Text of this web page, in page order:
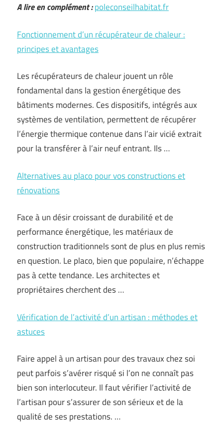
A lire en complément :poleconseilhabitat.fr
Fonctionnement d’un récupérateur de chaleur :
principes et avantages
Les récupérateurs de chaleur jouent un rôle
fondamental dans la gestion énergétique des
bâtiments modernes. Ces dispositifs, intégrés aux
systèmes de ventilation, permettent de récupérer
l’énergie thermique contenue dans l’air vicié extrait
pour la transférer à l’air neuf entrant. Ils …
Alternatives au placo pour vos constructions et
rénovations
Face à un désir croissant de durabilité et de
performance énergétique, les matériaux de
construction traditionnels sont de plus en plus remis
en question. Le placo, bien que populaire, n’échappe
pas à cette tendance. Les architectes et
propriétaires cherchent des …
Vérification de l’activité d’un artisan : méthodes et
astuces
Faire appel à un artisan pour des travaux chez soi
peut parfois s’avérer risqué si l’on ne connaît pas
bien son interlocuteur. Il faut vérifier l’activité de
l’artisan pour s’assurer de son sérieux et de la
qualité de ses prestations. …